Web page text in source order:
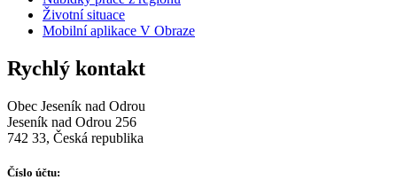
Životní situace
Mobilní aplikace V Obraze
Rychlý kontakt
Obec Jeseník nad Odrou
Jeseník nad Odrou 256
742 33, Česká republika
Číslo účtu: